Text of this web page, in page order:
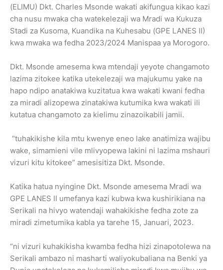
(ELIMU) Dkt. Charles Msonde wakati akifungua kikao kazi
cha nusu mwaka cha watekelezaji wa Mradi wa Kukuza
Stadi za Kusoma, Kuandika na Kuhesabu (GPE LANES II)
kwa mwaka wa fedha 2023/2024 Manispaa ya Morogoro.
Dkt. Msonde amesema kwa mtendaji yeyote changamoto
lazima zitokee katika utekelezaji wa majukumu yake na
hapo ndipo anatakiwa kuzitatua kwa wakati kwani fedha
za miradi alizopewa zinatakiwa kutumika kwa wakati ili
kutatua changamoto za kielimu zinazoikabili jamii.
“tuhakikishe kila mtu kwenye eneo lake anatimiza wajibu
wake, simamieni vile mlivyopewa lakini ni lazima mshauri
vizuri kitu kitokee” amesisitiza Dkt. Msonde.
Katika hatua nyingine Dkt. Msonde amesema Mradi wa
GPE LANES II umefanya kazi kubwa kwa kushirikiana na
Serikali na hivyo watendaji wahakikishe fedha zote za
miradi zimetumika kabla ya tarehe 15, Januari, 2023.
“ni vizuri kuhakikisha kwamba fedha hizi zinapotolewa na
Serikali ambazo ni masharti waliyokubaliana na Benki ya